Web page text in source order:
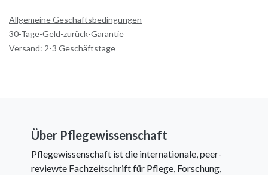
Allgemeine Geschäftsbedingungen
30-Tage-Geld-zurück-Garantie
Versand: 2-3 Geschäftstage
Über Pflegewissenschaft
Pflegewissenschaft ist die internationale, peer-
reviewte Fachzeitschrift für Pflege, Forschung,